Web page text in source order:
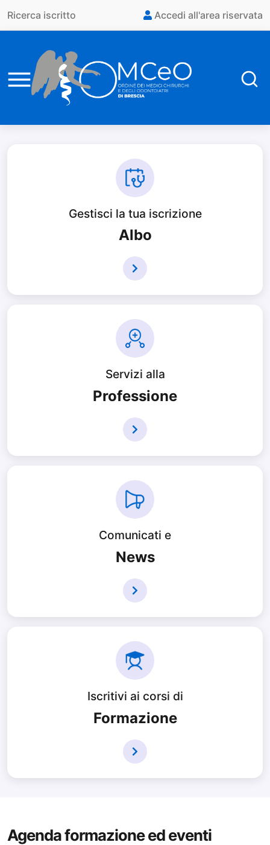
Ricerca iscritto Accedi all'area riservata
Gestisci la tua iscrizione
Albo
Servizi alla
Professione
Comunicati e
News
Iscritivi ai corsi di
Formazione
Agenda formazione ed eventi